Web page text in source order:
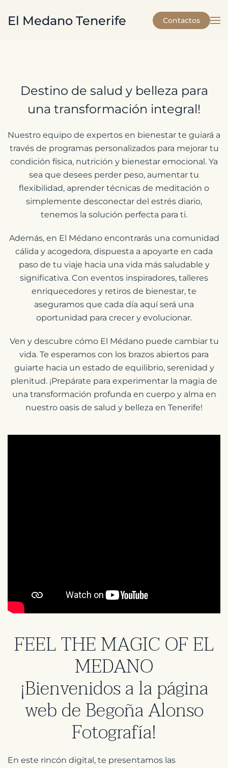
Skip to main content
El Medano Tenerife Contactos
Destino de salud y belleza para
una transformación integral!
Nuestro equipo de expertos en bienestar te guiará a
través de programas personalizados para mejorar tu
condición física, nutrición y bienestar emocional. Ya
sea que desees perder peso, aumentar tu
flexibilidad, aprender técnicas de meditación o
simplemente desconectar del estrés diario,
tenemos la solución perfecta para ti.
Además, en El Médano encontrarás una comunidad
cálida y acogedora, dispuesta a apoyarte en cada
paso de tu viaje hacia una vida más saludable y
significativa. Con eventos inspiradores, talleres
enriquecedores y retiros de bienestar, te
aseguramos que cada día aquí será una
oportunidad para crecer y evolucionar.
Ven y descubre cómo El Médano puede cambiar tu
vida. Te esperamos con los brazos abiertos para
guiarte hacia un estado de equilibrio, serenidad y
plenitud. ¡Prepárate para experimentar la magia de
una transformación profunda en cuerpo y alma en
nuestro oasis de salud y belleza en Tenerife!
FEEL THEMAGICOF EL
MEDANO
¡Bienvenidos a la página
web de Begoña Alonso
Fotografía!
En este rincón digital, te presentamos las